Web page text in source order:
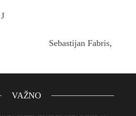
Fabris,
VAŽNO